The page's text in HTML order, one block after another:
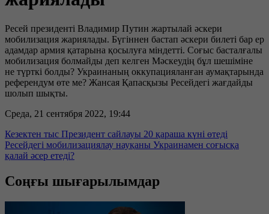
Ресей президенті Владимир Путин жартылай әскери
мобилизация жариялады. Бүгіннен бастап әскери билеті бар ер
адамдар армия қатарына қосылуға міндетті. Соғыс басталғалы
мобилизация болмайды деп келген Мәскеудің бұл шешіміне
не түрткі болды? Украинаның оккупацияланған аумақтарында
референдум өте ме? Жансая Қапасқызы Ресейдегі жағдайды
шолып шықты.
Среда, 21 сентября 2022, 19:44
Кезектен тыс Президент сайлауы 20 қараша күні өтеді
Ресейдегі мобилизациялау науқаны Украинамен соғысқа
қалай әсер етеді?
Соңғы шығарылымдар